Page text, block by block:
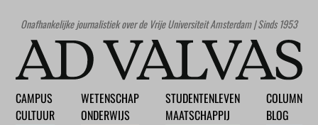
Onafhankelijke journalistiek over de Vrije Universiteit Amsterdam | Sinds 1953
CAMPUS
CULTUUR
WETENSCHAP
ONDERWIJS
STUDENTENLEVEN
MAATSCHAPPIJ
COLUMN
BLOG